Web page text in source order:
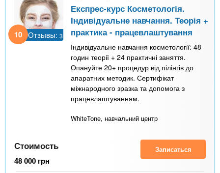
10 Отзывы: 3
Експрес-курс Косметологія.
Індивідуальне навчання. Теорія +
практика - працевлаштування
Індивідуальне навчання косметології: 48
годин теорії + 24 практичні заняття.
Опануйте 20+ процедур від пілінгів до
апаратних методик. Сертифікат
міжнародного зразка та допомога з
працевлаштуванням.
WhiteTone, навчальний центр
Стоимость
48 000 грн
Записаться